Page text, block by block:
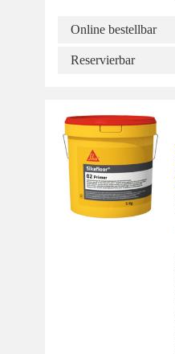
Online bestellbar
Reservierbar